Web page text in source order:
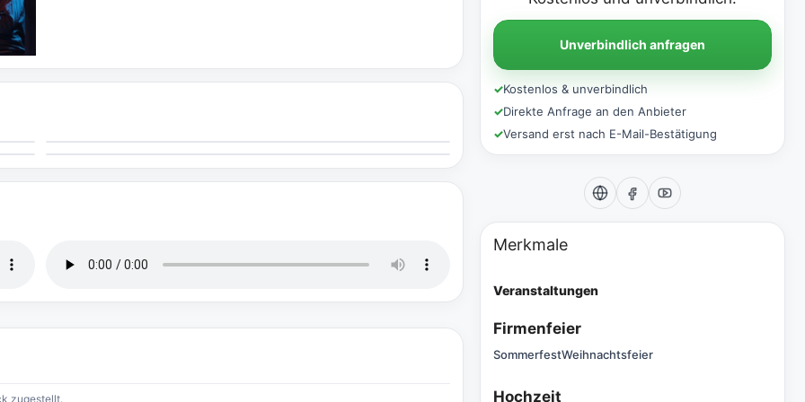
zugestellt.
Unverbindlich anfragen
✓Kostenlos & unverbindlich
✓Direkte Anfrage an den Anbieter
✓Versand erst nach E-Mail-Bestätigung
Merkmale
Veranstaltungen
Firmenfeier
SommerfestWeihnachtsfeier
Hochzeit